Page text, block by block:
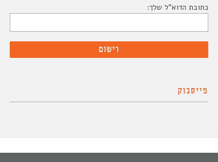
כתובת הדוא"ל שלך:
פייסבוק